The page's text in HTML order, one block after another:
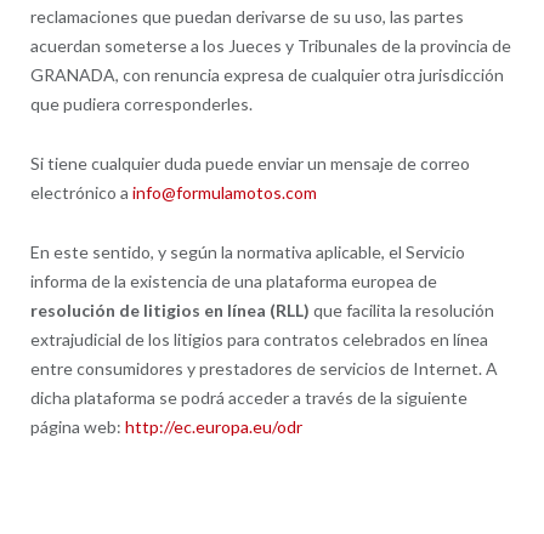
reclamaciones que puedan derivarse de su uso, las partes
acuerdan someterse a los Jueces y Tribunales de la provincia de
GRANADA, con renuncia expresa de cualquier otra jurisdicción
que pudiera corresponderles.
Si tiene cualquier duda puede enviar un mensaje de correo
electrónico a info@formulamotos.com
En este sentido, y según la normativa aplicable, el Servicio
informa de la existencia de una plataforma europea de
resolución de litigios en línea (RLL) que facilita la resolución
extrajudicial de los litigios para contratos celebrados en línea
entre consumidores y prestadores de servicios de Internet. A
dicha plataforma se podrá acceder a través de la siguiente
página web: http://ec.europa.eu/odr